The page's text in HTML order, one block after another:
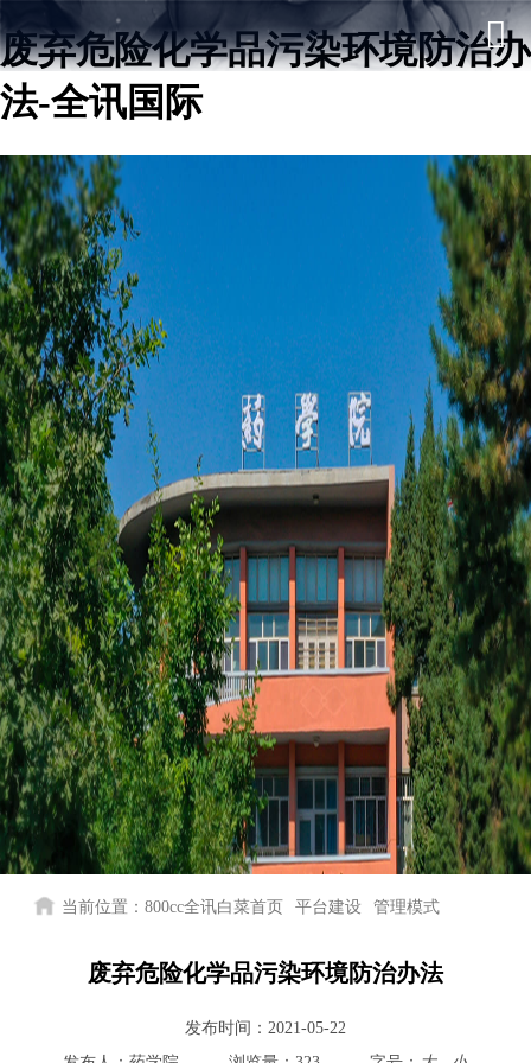
废弃危险化学品污染环境防治办
法-全讯国际
当前位置：800cc全讯白菜首页 平台建设 管理模式
废弃危险化学品污染环境防治办法
发布时间： 2021-05-22